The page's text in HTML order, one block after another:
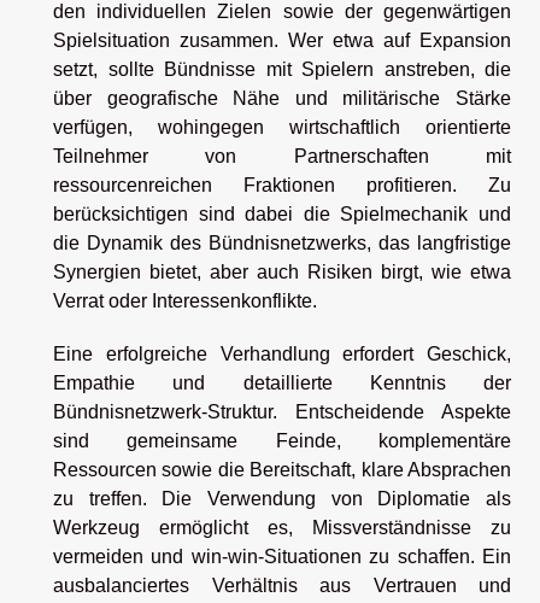
den individuellen Zielen sowie der gegenwärtigen
Spielsituation zusammen. Wer etwa auf Expansion
setzt, sollte Bündnisse mit Spielern anstreben, die
über geografische Nähe und militärische Stärke
verfügen, wohingegen wirtschaftlich orientierte
Teilnehmer von Partnerschaften mit
ressourcenreichen Fraktionen profitieren. Zu
berücksichtigen sind dabei die Spielmechanik und
die Dynamik des Bündnisnetzwerks, das langfristige
Synergien bietet, aber auch Risiken birgt, wie etwa
Verrat oder Interessenkonflikte.
Eine erfolgreiche Verhandlung erfordert Geschick,
Empathie und detaillierte Kenntnis der
Bündnisnetzwerk-Struktur. Entscheidende Aspekte
sind gemeinsame Feinde, komplementäre
Ressourcen sowie die Bereitschaft, klare Absprachen
zu treffen. Die Verwendung von Diplomatie als
Werkzeug ermöglicht es, Missverständnisse zu
vermeiden und win-win-Situationen zu schaffen. Ein
ausbalanciertes Verhältnis aus Vertrauen und